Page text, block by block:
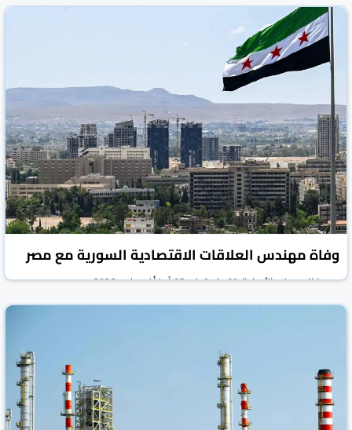
وفاة مهندس العلاقات الاقتصادية السورية مع مصر
روسيا اليوم الأخبار الاقتصادية 05 آب/أغسطس 2026